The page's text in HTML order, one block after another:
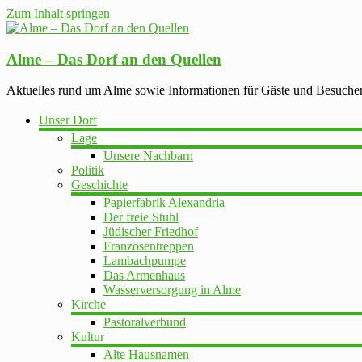
Zum Inhalt springen
Alme – Das Dorf an den Quellen
Aktuelles rund um Alme sowie Informationen für Gäste und
Unser Dorf
Lage
Unsere Nachbarn
Politik
Geschichte
Papierfabrik Alexandria
Der freie Stuhl
Jüdischer Friedhof
Franzosentreppen
Lambachpumpe
Das Armenhaus
Wasserversorgung in Alme
Kirche
Pastoralverbund
Kultur
Alte Hausnamen